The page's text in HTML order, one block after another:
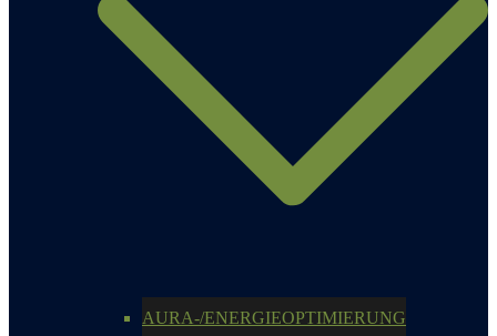
AURA-/ENERGIEOPTIMIERUNG